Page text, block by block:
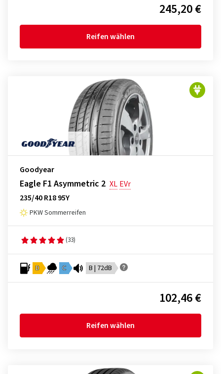
245,20 €
Reifen wählen
Goodyear
Eagle F1 Asymmetric 2 XL EVr
235/40 R18 95Y
PKW Sommerreifen
(33)
D C B | 72dB
102,46 €
Reifen wählen